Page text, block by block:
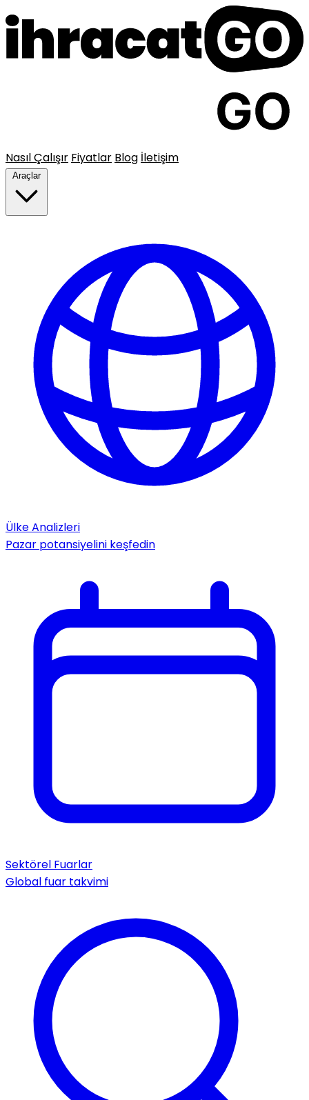
Nasıl Çalışır Fiyatlar Blog İletişim
Araçlar
Ülke Analizleri
Pazar potansiyelini keşfedin
Sektörel Fuarlar
Global fuar takvimi